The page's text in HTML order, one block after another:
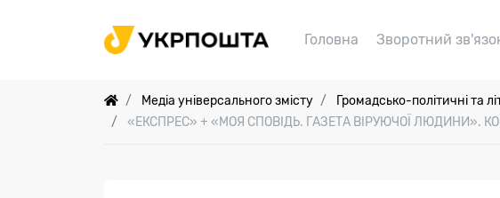
Головна Зворотний
Медіа універсального змісту
Громадсько-політичні та
«ЕКСПРЕС» + «МОЯ СПОВІДЬ. ГАЗЕТА ВІРУЮЧОЇ ЛЮДИНИ».